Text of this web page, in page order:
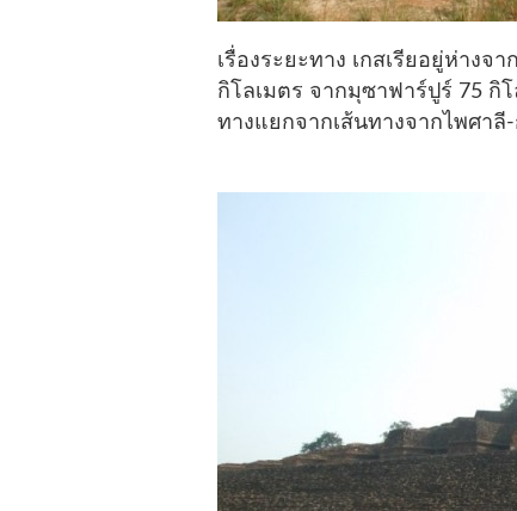
เรื่องระยะทาง เกสเรียอยู่ห่างจ
กิโลเมตร จากมุซาฟาร์ปูร์ 75 กิ
ทางแยกจากเส้นทางจากไพศาลี